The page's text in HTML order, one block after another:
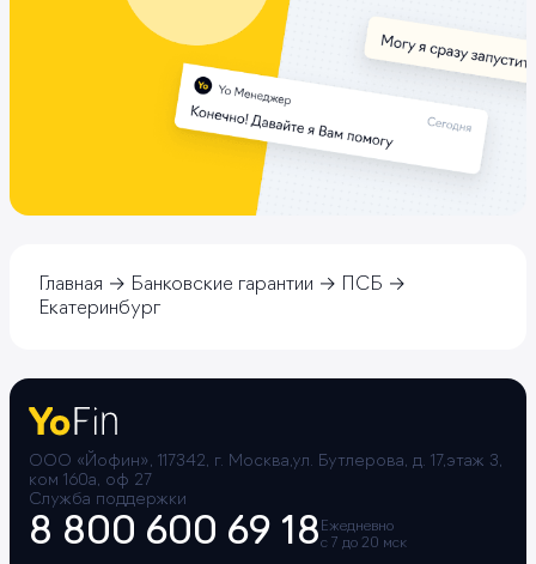
Главная Банковские гарантии
ПСБ
Екатеринбург
ООО «Йофин», 117342, г. Москва,ул. Бутлерова, д. 17,этаж 3,
ком 160а, оф 27
Служба поддержки
8 800 600 69 18 Ежедневно
с 7 до 20 мск